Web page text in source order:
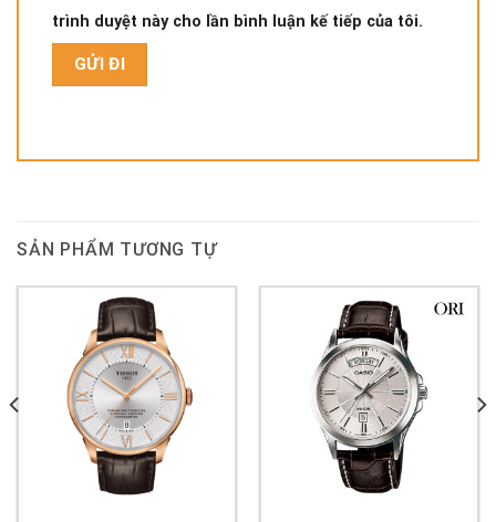
trình duyệt này cho lần bình luận kế tiếp của tôi.
SẢN PHẨM TƯƠNG TỰ